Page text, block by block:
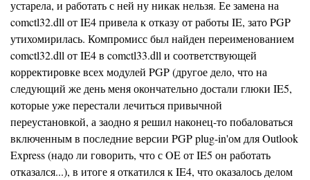
устарела, и работать с ней ну никак нельзя. Ее замена на
comctl32.dll от IE4 привела к отказу от работы IE, зато PGP
утихомирилась. Компромисс был найден переименованием
comctl32.dll от IE4 в comctl33.dll и соответствующей
корректировке всех модулей PGP (другое дело, что на
следующий же день меня окончательно достали глюки IE5,
которые уже перестали лечиться привычной
переустановкой, а заодно я решил наконец-то побаловаться
включенным в последние версии PGP plug-in'ом для Outlook
Express (надо ли говорить, что с OE от IE5 он работать
отказался...), в итоге я откатился к IE4, что оказалось делом